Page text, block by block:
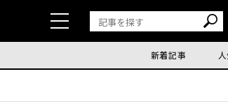
新着記事